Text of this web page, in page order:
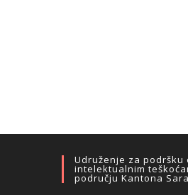
Udruženje za podršku
intelektualnim
području Kantona